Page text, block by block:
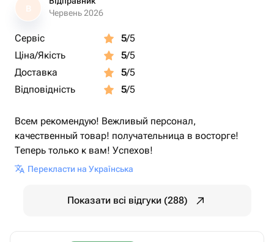
В
Червень 2026
Сервіс 5/5
Ціна/Якість
5/5
Доставка
5/5
Відповідність
5/5
Всем рекомендую! Вежливый персонал,
качественный товар! получательница в восторге!
Теперь только к вам! Успехов!
Перекласти на Українська
Показати всі відгуки (288)